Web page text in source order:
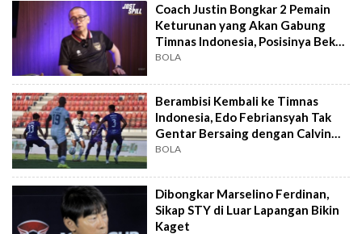
Coach Justin Bongkar 2 Pemain
Keturunan yang Akan Gabung
Timnas Indonesia, Posisinya Bek
dan Striker
BOLA
Berambisi Kembali ke Timnas
Indonesia, Edo Febriansyah Tak
Gentar Bersaing dengan Calvin
Verdonk dan Shayne Pattynama
BOLA
Dibongkar Marselino Ferdinan,
Sikap STY di Luar Lapangan Bikin
Kaget